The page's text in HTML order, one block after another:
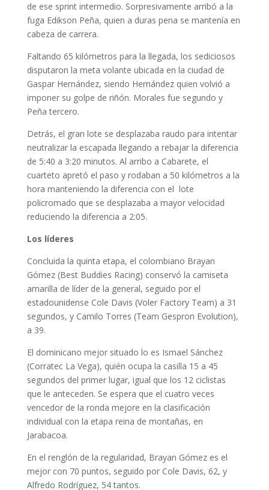
de ese sprint intermedio. Sorpresivamente arribó a la
fuga Edikson Peña, quien a duras pena se mantenía en
cabeza de carrera.
Faltando 65 kilómetros para la llegada, los sediciosos
disputaron la meta volante ubicada en la ciudad de
Gaspar Hernández, siendo Hernández quien volvió a
imponer su golpe de riñón. Morales fue segundo y
Peña tercero.
Detrás, el gran lote se desplazaba raudo para intentar
neutralizar la escapada llegando a rebajar la diferencia
de 5:40 a 3:20 minutos. Al arribo a Cabarete, el
cuarteto apretó el paso y rodaban a 50 kilómetros a la
hora manteniendo la diferencia con el lote
policromado que se desplazaba a mayor velocidad
reduciendo la diferencia a 2:05.
Los líderes
Concluida la quinta etapa, el colombiano Brayan
Gómez (Best Buddies Racing) conservó la camiseta
amarilla de líder de la general, seguido por el
estadounidense Cole Davis (Voler Factory Team) a 31
segundos, y Camilo Torres (Team Gespron Evolution),
a 39.
El dominicano mejor situado lo es Ismael Sánchez
(Corratec La Vega), quién ocupa la casilla 15 a 45
segundos del primer lugar, igual que los 12 ciclistas
que le anteceden. Se espera que el cuatro veces
vencedor de la ronda mejore en la clasificación
individual con la etapa reina de montañas, en
Jarabacoa.
En el renglón de la regularidad, Brayan Gómez es el
mejor con 70 puntos, seguido por Cole Davis, 62, y
Alfredo Rodríguez, 54 tantos.